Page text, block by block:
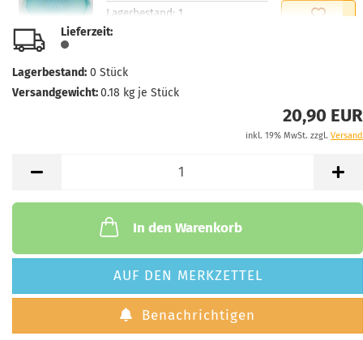
Lagerbestand: 1
Lieferzeit:
Gewicht:
Lagerbestand:
Lieferzeit:
Lagerbestand: 0 Stück
Versandgewicht:0.18 kg je Stück
20,90 EUR
inkl. 19% MwSt. zzgl. Versand
In den Warenkorb
AUF DEN MERKZETTEL
Benachrichtigen